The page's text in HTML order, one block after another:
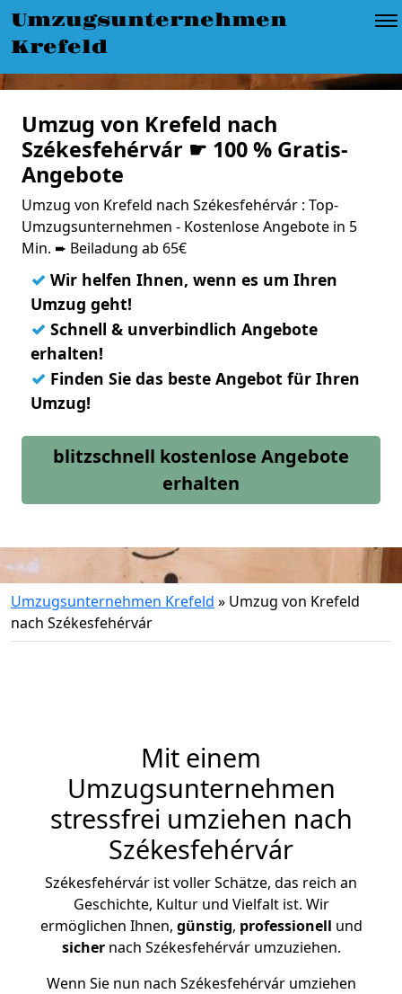
Umzugsunternehmen
Krefeld
Umzug von Krefeld nach
Székesfehérvár ☛ 100 % Gratis-
Angebote
Umzug von Krefeld nach Székesfehérvár : Top-
Umzugsunternehmen - Kostenlose Angebote in 5
Min. ➨ Beiladung ab 65€
✓ Wir helfen Ihnen, wenn es um Ihren
Umzug geht!
✓ Schnell & unverbindlich Angebote
erhalten!
✓ Finden Sie das beste Angebot für Ihren
Umzug!
blitzschnell kostenlose Angebote
erhalten
Umzugsunternehmen Krefeld » Umzug von Krefeld
nach Székesfehérvár
Mit einem
Umzugsunternehmen
stressfrei umziehen nach
Székesfehérvár
Székesfehérvár ist voller Schätze, das reich an
Geschichte, Kultur und Vielfalt ist. Wir
ermöglichen Ihnen, günstig, professionell und
sichernach Székesfehérvár umzuziehen.
Wenn Sie nun nach Székesfehérvár umziehen